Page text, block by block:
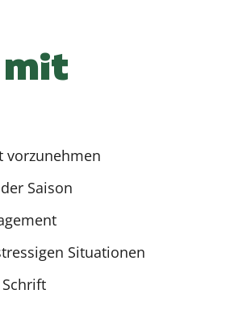
mit
vorzunehmen
Saison
Situationen